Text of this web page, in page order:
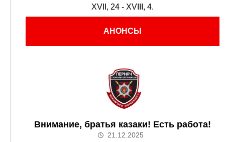
XVII, 24 - XVIII, 4.
АНОНСЫ
Внимание, братья казаки! Есть работа!
21.12.2025